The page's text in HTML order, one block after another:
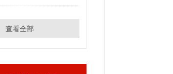
查看全部